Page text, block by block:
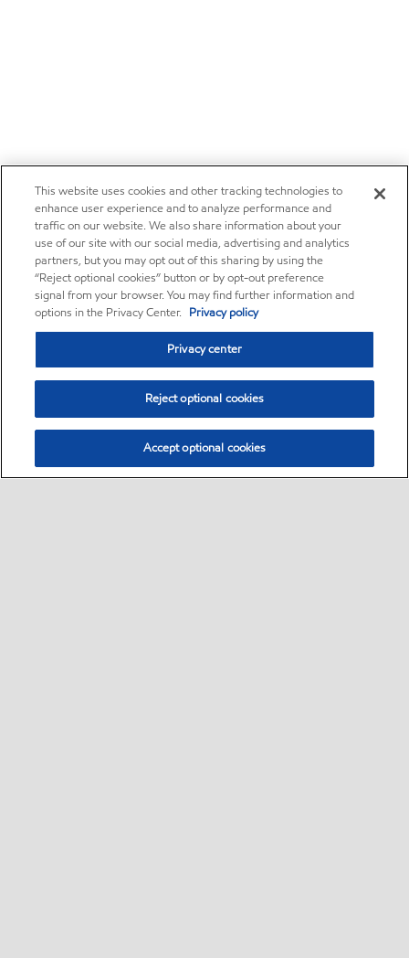
This website uses cookies and other tracking technologies to
enhance user experience and to analyze performance and
traffic on our website. We also share information about your
use of our site with our social media, advertising and analytics
partners, but you may opt out of this sharing by using the
“Reject optional cookies” button or by opt-out preference
signal from your browser. You may find further information and
options in the Privacy Center. Privacy policy
Privacy center
Reject optional cookies
Accept optional cookies